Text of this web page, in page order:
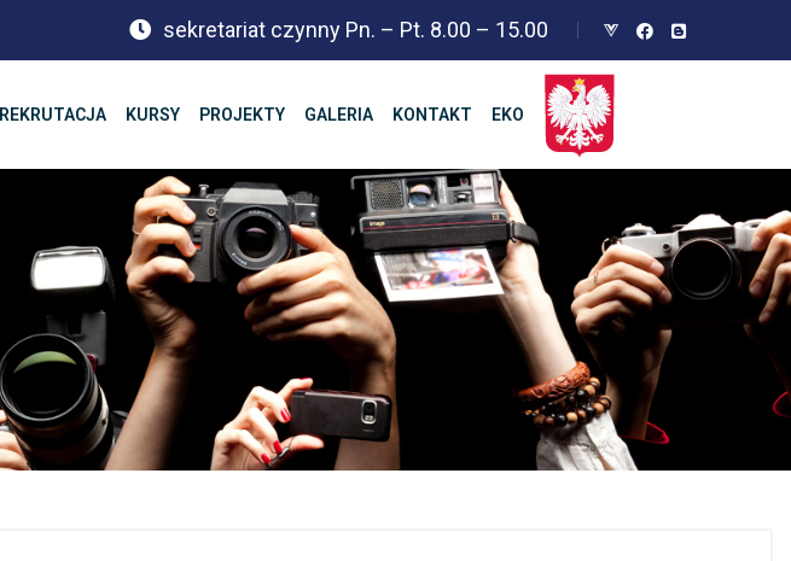
sekretariat czynny Pn. – Pt. 8.00 – 15.00
REKRUTACJA KURSY PROJEKTY GALERIA KONTAKT EKO